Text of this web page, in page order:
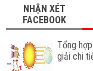
NHẬN XÉT
FACEBOOK
Tổng
giải chi